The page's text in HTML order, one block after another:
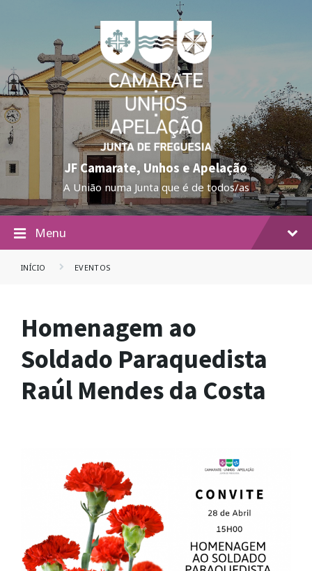
JF Camarate, Unhos e Apelação
A União numa Junta que é de todos/as
Menu
INÍCIO EVENTOS
Homenagem ao
Soldado Paraquedista
Raúl Mendes da Costa